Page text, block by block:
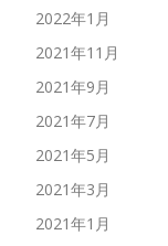
2022年1月
2021年11月
2021年9月
2021年7月
2021年5月
2021年3月
2021年1月